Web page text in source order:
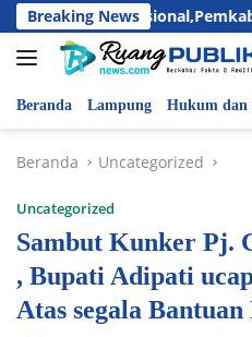
Langsung
ke
konten
Breaking News
Nasional,Pemkab
Beranda Lampung Hukum
Beranda Uncategorized
Uncategorized
Sambut Kunker Pj.
, Bupati Adipati
Atas segala